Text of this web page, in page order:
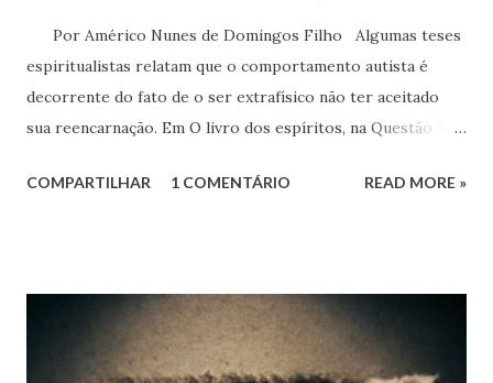
Por Américo Nunes de Domingos Filho Algumas teses
espiritualistas relatam que o comportamento autista é
decorrente do fato de o ser extrafísico não ter aceitado
sua reencarnação. Em O livro dos espíritos, na Questão 355,
definitiva, porquanto os laços que o prendem ao corpo são
COMPARTILHAR 1 COMENTÁRIO READ MORE »